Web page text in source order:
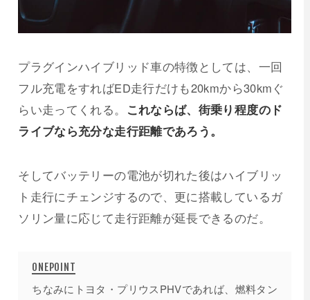
プラグインハイブリッド車の特徴としては、一回
フル充電をすればED走行だけも20kmから30kmぐ
らい走ってくれる。 これならば、街乗り程度のド
ライブなら充分な走行距離であろう。
そしてバッテリーの電池が切れた後はハイブリッ
ト走行にチェンジするので、更に搭載しているガ
ソリン量に応じて走行距離が延長できるのだ。
ちなみにトヨタ・プリウスPHVであれば、燃料タン